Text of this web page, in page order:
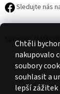
Chtěli
nakupovalo
soubory
souhlasit a
lepší zážitek
Sledujte nás
Spravuje